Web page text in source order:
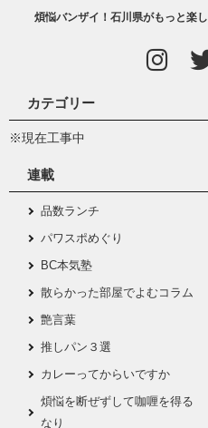
煩悩バンザイ！石川県がもっと楽
カテゴリー
※現在工事中
連載
品数ランチ
パワスポめぐり
BC本気塾
散らかった部屋でよむコラム
艶言葉
推しパン３選
カレーってからいですか
煩悩を断ぜずして咖喱を得る
なり